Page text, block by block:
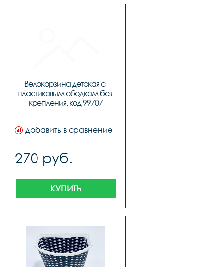
Велокорзина детская с
пластиковым ободком без
крепления, код 99707
добавить в сравнение
270 руб.
КУПИТЬ